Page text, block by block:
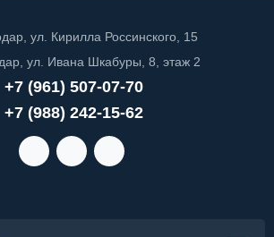
ул. Кирилла Россинского, 15
ул. Ивана Шкабуры, 8, этаж 2
+7 (961) 507-07-70
+7 (988) 242-15-62